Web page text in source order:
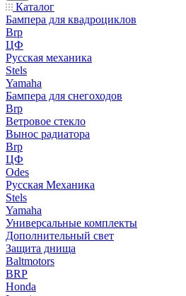
Каталог
Бампера для квадроциклов
Brp
ЦФ
Русская механика
Stels
Yamaha
Бампера для снегоходов
Brp
Ветровое стекло
Вынос радиатора
Brp
ЦФ
Odes
Русская Механика
Stels
Yamaha
Универсальные комплекты
Дополнительный свет
Защита днища
Baltmotors
BRP
Honda